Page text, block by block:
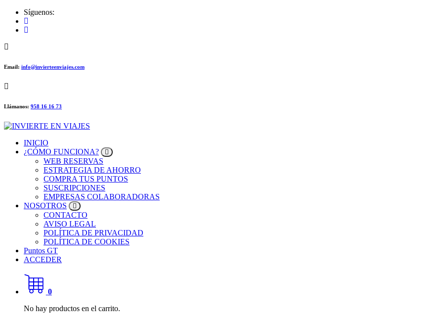
Skip
content
Síguenos:
Email: info@invierteenviajes.com
Llámanos: 958 16 16 73
AHORRA Y VIAJA
INICIO
¿CÓMO FUNCIONA?
WEB RESERVAS
ESTRATEGIA DE AHORRO
COMPRA TUS PUNTOS
SUSCRIPCIONES
EMPRESAS COLABORADORAS
NOSOTROS
CONTACTO
AVISO LEGAL
POLÍTICA DE PRIVACIDAD
POLÍTICA DE COOKIES
Puntos GT
ACCEDER
0
No hay productos en el carrito.